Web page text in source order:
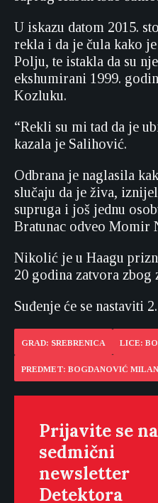
U iskazu datom 2015.
rekla i da je čula kako
Polju, te istakla da su
ekshumirani 1999.
Kozluku.
“Rekli su mi tad da je
kazala je Salihović.
Odbrana je naglasila
slučaju da je živa,
supruga i još jednu
Bratunac odveo Momir
Nikolić je u Haagu
20 godina zatvora zbog
Suđenje će se nastaviti
GRAD: SREBRENICA LICE:
PREDMET: BOGDANOVIĆ MILAN
Prijavite se na
sedmični
newsletter
Detektora